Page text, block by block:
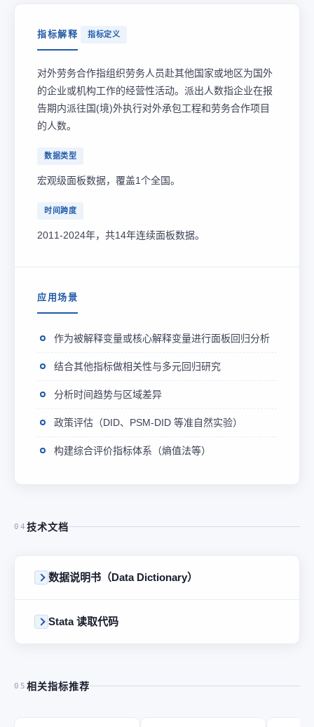
指标解释 指标定义
对外劳务合作指组织劳务人员赴其他国家或地区为国外
的企业或机构工作的经营性活动。派出人数指企业在报
告期内派往国(境)外执行对外承包工程和劳务合作项目
的人数。
数据类型
宏观级面板数据，覆盖1个全国。
时间跨度
2011-2024年，共14年连续面板数据。
应用场景
作为被解释变量或核心解释变量进行面板回归分析
结合其他指标做相关性与多元回归研究
分析时间趋势与区域差异
政策评估（DID、PSM-DID 等准自然实验）
构建综合评价指标体系（熵值法等）
04 技术文档
数据说明书（Data Dictionary）
Stata 读取代码
05 相关指标推荐